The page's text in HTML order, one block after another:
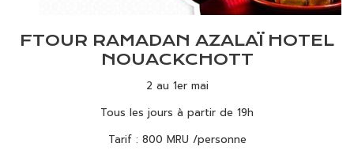
FTOUR RAMADAN AZALAÏ HOTEL
NOUACKCHOTT
2 au 1er mai
Tous les jours à partir de 19h
Tarif : 800 MRU /personne